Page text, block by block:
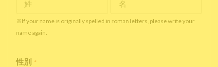
※If your name is originally spelled in roman letters, please write your
name again.
性別 *